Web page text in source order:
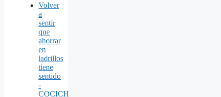
Volver
a
sentir
que
ahorrar
en
ladrillos
tiene
sentido
-
COCICH